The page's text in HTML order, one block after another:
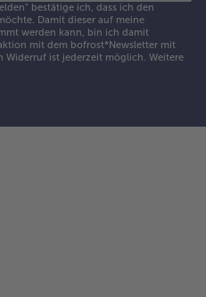
bestätige ich, dass ich den
Damit dieser auf meine
werden kann, bin ich damit
mit dem bofrost*Newsletter mit
Widerruf ist jederzeit möglich. Weitere